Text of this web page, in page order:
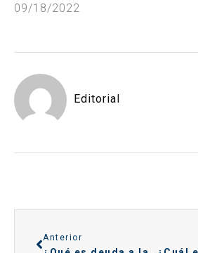
09/18/2022
Editorial
Anterior